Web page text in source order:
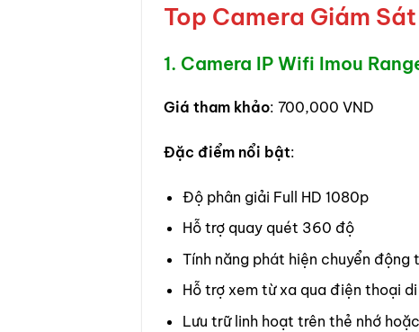
Top Camera Giám
1. Camera IP Wifi Imou
Giá tham khảo: 700,000 VND
Đặc điểm nổi bật:
Độ phân giải Full HD 1080p
Hỗ trợ quay quét 360 độ
Tính năng phát hiện chuyển động
Hỗ trợ xem từ xa qua điện thoại
Lưu trữ linh hoạt trên thẻ nhớ